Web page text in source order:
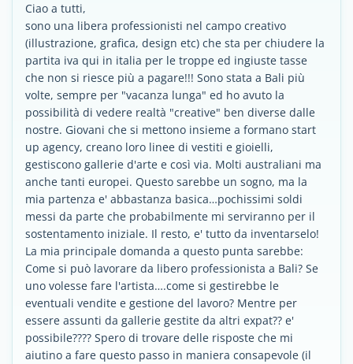
Ciao a tutti,
sono una libera professionisti nel campo creativo
(illustrazione, grafica, design etc) che sta per chiudere la
partita iva qui in italia per le troppe ed ingiuste tasse
che non si riesce più a pagare!!! Sono stata a Bali più
volte, sempre per "vacanza lunga" ed ho avuto la
possibilità di vedere realtà "creative" ben diverse dalle
nostre. Giovani che si mettono insieme a formano start
up agency, creano loro linee di vestiti e gioielli,
gestiscono gallerie d'arte e così via. Molti australiani ma
anche tanti europei. Questo sarebbe un sogno, ma la
mia partenza e' abbastanza basica…pochissimi soldi
messi da parte che probabilmente mi serviranno per il
sostentamento iniziale. Il resto, e' tutto da inventarselo!
La mia principale domanda a questo punta sarebbe:
Come si può lavorare da libero professionista a Bali? Se
uno volesse fare l'artista….come si gestirebbe le
eventuali vendite e gestione del lavoro? Mentre per
essere assunti da gallerie gestite da altri expat?? e'
possibile???? Spero di trovare delle risposte che mi
aiutino a fare questo passo in maniera consapevole (il